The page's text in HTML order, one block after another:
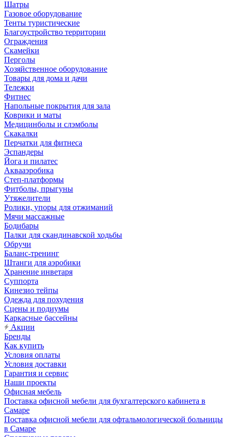
Шатры
Газовое оборудование
Тенты туристические
Благоустройство территории
Ограждения
Скамейки
Перголы
Хозяйственное оборудование
Товары для дома и дачи
Тележки
Фитнес
Напольные покрытия для зала
Коврики и маты
Медицинболы и слэмболы
Скакалки
Перчатки для фитнеса
Эспандеры
Йога и пилатес
Аквааэробика
Степ-платформы
Фитболы, прыгуны
Утяжелители
Ролики, упоры для отжиманий
Мячи массажные
Бодибары
Палки для скандинавской ходьбы
Обручи
Баланс-тренинг
Штанги для аэробики
Хранение инветаря
Суппорта
Кинезио тейпы
Одежда для похудения
Сцены и подиумы
Каркасные бассейны
Акции
Бренды
Как купить
Условия оплаты
Условия доставки
Гарантия и сервис
Наши проекты
Офисная мебель
Поставка офисной мебели для бухгалтерского кабинета в
Самаре
Поставка офисной мебели для офтальмологической больницы
в Самаре